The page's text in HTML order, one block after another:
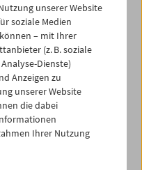
unserer Website
soziale Medien
– mit Ihrer
(z. B. soziale
Dienste)
Anzeigen zu
unserer Website
die dabei
Ihrer Nutzung